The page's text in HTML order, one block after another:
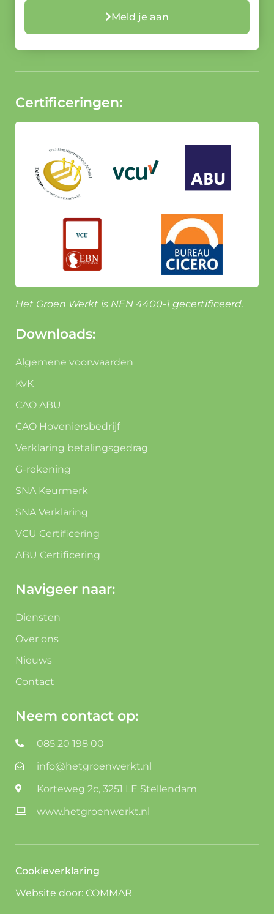
Meld je aan
Certificeringen:
Het Groen Werkt is NEN 4400-1 gecertificeerd.
Downloads:
Algemene voorwaarden
KvK
CAO ABU
CAO Hoveniersbedrijf
Verklaring betalingsgedrag
G-rekening
SNA Keurmerk
SNA Verklaring
VCU Certificering
ABU Certificering
Navigeer naar:
Diensten
Over ons
Nieuws
Contact
Neem contact op:
085 20 198 00
info@hetgroenwerkt.nl
Korteweg 2c, 3251 LE Stellendam
www.hetgroenwerkt.nl
Cookieverklaring
Website door: COMMAR